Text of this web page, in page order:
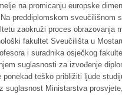
na promicanju europske
preddiplomskom
zaokruži proces obrazovanja
fakultet Sveučilišta u
i suradnika osječkog
suglasnosti za izvođenje
ponekad teško približiti ljude
suglasnost Ministarstva